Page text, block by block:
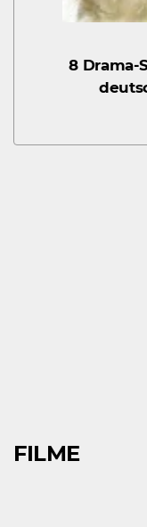
8 Drama-
FILME